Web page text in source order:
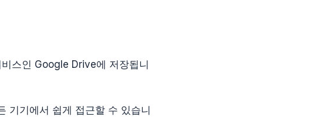
스인 Google Drive에 저장됩니
기기에서 쉽게 접근할 수 있습니